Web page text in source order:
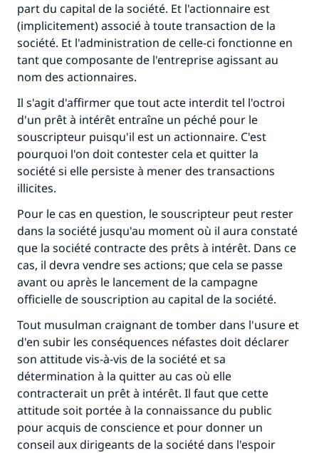
part du capital de la société. Et l'actionnaire est
(implicitement) associé à toute transaction de la
société. Et l'administration de celle-ci fonctionne en
tant que composante de l'entreprise agissant au
nom des actionnaires.
Il s'agit d'affirmer que tout acte interdit tel l'octroi
d'un prêt à intérêt entraîne un péché pour le
souscripteur puisqu'il est un actionnaire. C'est
pourquoi l'on doit contester cela et quitter la
société si elle persiste à mener des transactions
illicites.
Pour le cas en question, le souscripteur peut rester
dans la société jusqu'au moment où il aura constaté
que la société contracte des prêts à intérêt. Dans ce
cas, il devra vendre ses actions; que cela se passe
avant ou après le lancement de la campagne
officielle de souscription au capital de la société.
Tout musulman craignant de tomber dans l'usure et
d'en subir les conséquences néfastes doit déclarer
son attitude vis-à-vis de la société et sa
détermination à la quitter au cas où elle
contracterait un prêt à intérêt. Il faut que cette
attitude soit portée à la connaissance du public
pour acquis de conscience et pour donner un
conseil aux dirigeants de la société dans l'espoir